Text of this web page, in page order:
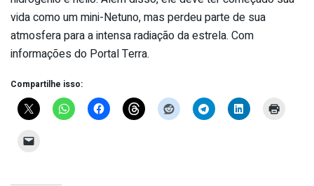
vida como um mini-Netuno, mas perdeu parte de sua
atmosfera para a intensa radiação da estrela. Com
informações do Portal Terra.
Compartilhe isso: